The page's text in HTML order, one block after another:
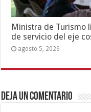
Ministra de Turismo
de servicio del eje
agosto 5, 2026
Deja un comentario